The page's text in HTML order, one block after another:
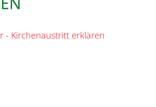
- Kirchenaustritt erklären